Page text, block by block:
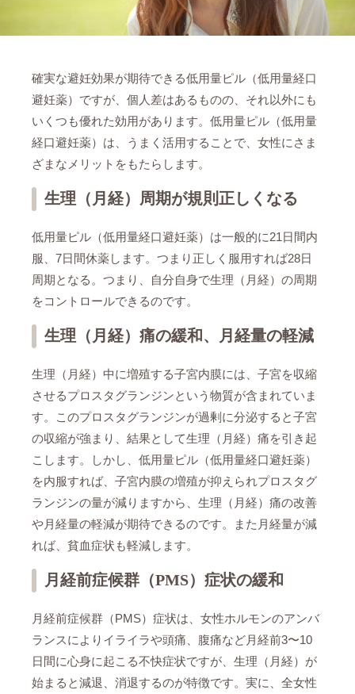
確実な避妊効果が期待できる低用量ピル（低用量経口
避妊薬）ですが、個人差はあるものの、それ以外にも
いくつも優れた効用があります。低用量ピル（低用量
経口避妊薬）は、うまく活用することで、女性にさま
ざまなメリットをもたらします。
生理（月経）周期が規則正しくなる
低用量ピル（低用量経口避妊薬）は一般的に21日間内
服、7日間休薬します。つまり正しく服用すれば28日
周期となる。つまり、自分自身で生理（月経）の周期
をコントロールできるのです。
生理（月経）痛の緩和、月経量の軽減
生理（月経）中に増殖する子宮内膜には、子宮を収縮
させるプロスタグランジンという物質が含まれていま
す。このプロスタグランジンが過剰に分泌すると子宮
の収縮が強まり、結果として生理（月経）痛を引き起
こします。しかし、低用量ピル（低用量経口避妊薬）
を内服すれば、子宮内膜の増殖が抑えられプロスタグ
ランジンの量が減りますから、生理（月経）痛の改善
や月経量の軽減が期待できるのです。また月経量が減
れば、貧血症状も軽減します。
月経前症候群（PMS）症状の緩和
月経前症候群（PMS）症状は、女性ホルモンのアンバ
ランスによりイライラや頭痛、腹痛など月経前3〜10
日間に心身に起こる不快症状ですが、生理（月経）が
始まると減退、消退するのが特徴です。実に、全女性